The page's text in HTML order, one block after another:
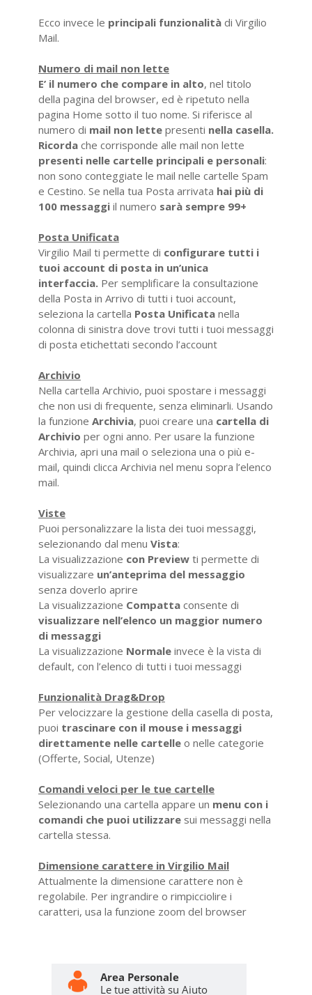
Ecco invece le principali funzionalità di Virgilio
Mail.
Numero di mail non lette
E’ il numero che compare in alto, nel titolo
della pagina del browser, ed è ripetuto nella
pagina Home sotto il tuo nome. Si riferisce al
numero di mail non lette presenti nella casella.
Ricorda che corrisponde alle mail non lette
presenti nelle cartelle principali e personali:
non sono conteggiate le mail nelle cartelle Spam
e Cestino. Se nella tua Posta arrivata hai più di
100 messaggi il numero sarà sempre 99+
Posta Unificata
Virgilio Mail ti permette di configurare tutti i
tuoi account di posta in un’unica
interfaccia. Per semplificare la consultazione
della Posta in Arrivo di tutti i tuoi account,
seleziona la cartella Posta Unificata nella
colonna di sinistra dove trovi tutti i tuoi messaggi
di posta etichettati secondo l’account
Archivio
Nella cartella Archivio, puoi spostare i messaggi
che non usi di frequente, senza eliminarli. Usando
la funzione Archivia, puoi creare una cartella di
Archivio per ogni anno. Per usare la funzione
Archivia, apri una mail o seleziona una o più e-
mail, quindi clicca Archivia nel menu sopra l’elenco
mail.
Viste
Puoi personalizzare la lista dei tuoi messaggi,
selezionando dal menu Vista:
La visualizzazione con Preview ti permette di
visualizzare un’anteprima del messaggio
senza doverlo aprire
La visualizzazione Compatta consente di
visualizzare nell’elenco un maggior numero
di messaggi
La visualizzazione Normale invece è la vista di
default, con l’elenco di tutti i tuoi messaggi
Funzionalità Drag&Drop
Per velocizzare la gestione della casella di posta,
puoi trascinare con il mouse i messaggi
direttamente nelle cartelle o nelle categorie
(Offerte, Social, Utenze)
Comandi veloci per le tue cartelle
Selezionando una cartella appare un menu con i
comandi che puoi utilizzare sui messaggi nella
cartella stessa.
Dimensione carattere in Virgilio Mail
Attualmente la dimensione carattere non è
regolabile. Per ingrandire o rimpicciolire i
caratteri, usa la funzione zoom del browser